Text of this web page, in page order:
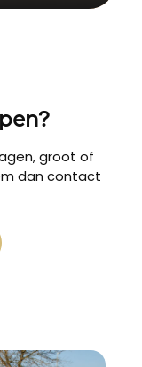
groot of
dan contact